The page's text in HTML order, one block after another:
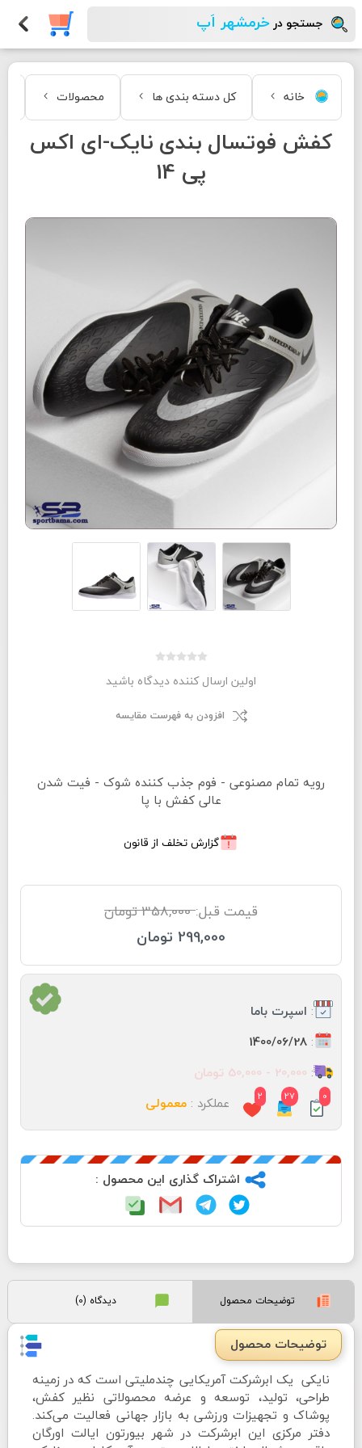
جستجو در خرمشهر اَپ
خانه کل دسته بندی ها محصولات
کفش فوتسال بندی نایک-ای اکس
پی 14
اولین ارسال کننده دیدگاه باشید
افزودن به فهرست مقایسه
رویه تمام مصنوعی - فوم جذب کننده شوک - فیت شدن
عالی کفش با پا
گزارش تخلف از قانون
قیمت قبل: 358,000 تومان
299,000 تومان
: اسپرت باما
:
1400/06/28
: 20,000 - 50,000 تومان
0
27
2 عملکرد : معمولی
اشتراک گذاری این محصول :
توضیحات محصول دیدگاه (0)
توضیحات محصول
نایکی یک ابرشرکت آمریکایی چندملیتی است که در زمینه
طراحی، تولید، توسعه و عرضه محصولاتی نظیر کفش،
پوشاک و تجهیزات ورزشی به بازار جهانی فعالیت می‌کند.
دفتر مرکزی این ابرشرکت در شهر بیورتون ایالت اورگان